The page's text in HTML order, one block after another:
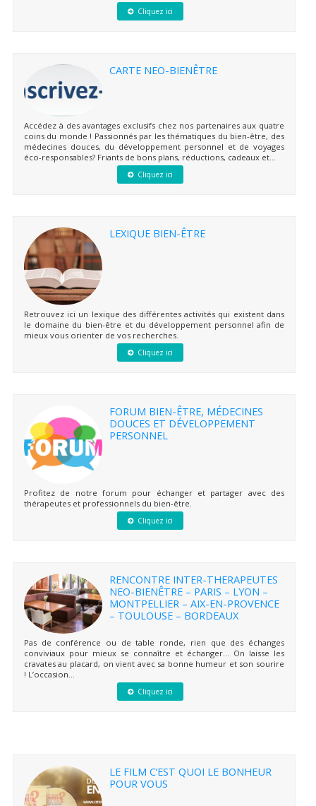
Cliquez ici
CARTE NEO-BIENÊTRE
Accédez à des avantages exclusifs chez nos partenaires aux quatre
coins du monde ! Passionnés par les thématiques du bien-être, des
médecines douces, du développement personnel et de voyages
éco-responsables? Friants de bons plans, réductions, cadeaux et...
Cliquez ici
LEXIQUE BIEN-ÊTRE
Retrouvez ici un lexique des différentes activités qui existent dans
le domaine du bien-être et du développement personnel afin de
mieux vous orienter de vos recherches.
Cliquez ici
FORUM BIEN-ÊTRE, MÉDECINES
DOUCES ET DÉVELOPPEMENT
PERSONNEL
Profitez de notre forum pour échanger et partager avec des
thérapeutes et professionnels du bien-être.
Cliquez ici
RENCONTRE INTER-THERAPEUTES
NEO-BIENÊTRE – PARIS – LYON –
MONTPELLIER – AIX-EN-PROVENCE
– TOULOUSE – BORDEAUX
Pas de conférence ou de table ronde, rien que des échanges
conviviaux pour mieux se connaître et échanger… On laisse les
cravates au placard, on vient avec sa bonne humeur et son sourire
! L’occasion...
Cliquez ici
LE FILM C’EST QUOI LE BONHEUR
POUR VOUS